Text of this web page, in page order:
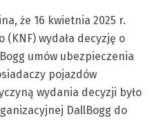
że 16 kwietnia 2025 r.
(KNF) wydała decyzję o
umów ubezpieczenia
pojazdów
wydania decyzji było
DallBogg do